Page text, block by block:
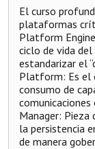
El curso
plataformas
Platform
ciclo de vida
estandarizar el
Platform: Es el
consumo de
Manager:
la persistencia
de manera